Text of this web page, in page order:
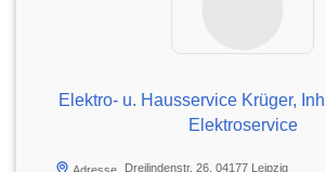
Elektro- u. Hausservice Krüger,
Elektroservice
Dreilindenstr. 26, 04177 Leipzig